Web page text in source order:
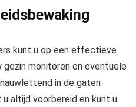
kunt u op een effectieve
gezin monitoren en eventuele
in de gaten
u altijd voorbereid en kunt u